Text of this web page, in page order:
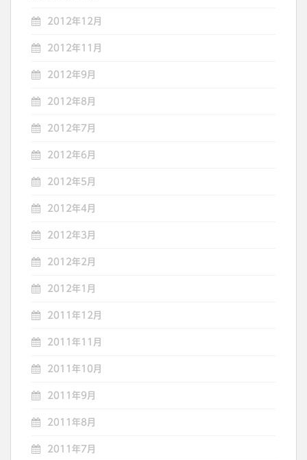
2012年12月
2012年11月
2012年9月
2012年8月
2012年7月
2012年6月
2012年5月
2012年4月
2012年3月
2012年2月
2012年1月
2011年12月
2011年11月
2011年10月
2011年9月
2011年8月
2011年7月